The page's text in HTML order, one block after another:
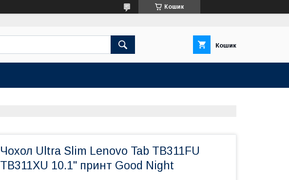
Кошик
Кошик
Чохол Ultra Slim Lenovo Tab TB311FU
TB311XU 10.1" принт Good Night